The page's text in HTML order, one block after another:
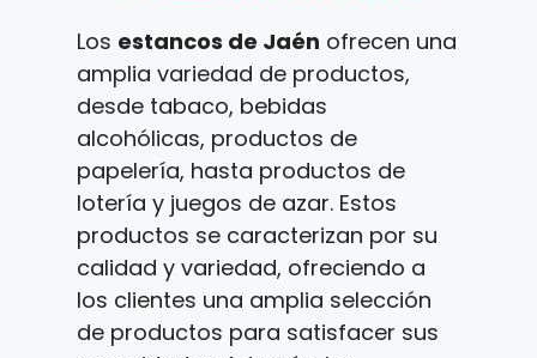
Los estancos de Jaén ofrecen una
amplia variedad de productos,
desde tabaco, bebidas
alcohólicas, productos de
papelería, hasta productos de
lotería y juegos de azar. Estos
productos se caracterizan por su
calidad y variedad, ofreciendo a
los clientes una amplia selección
de productos para satisfacer sus